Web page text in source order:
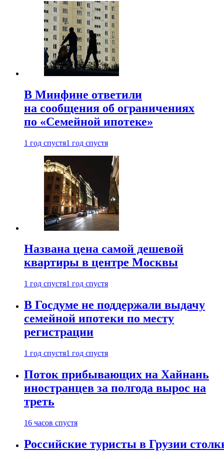
В Минфине ответили
на сообщения об ограничениях
по «Семейной ипотеке»
1 год спустя1 год спустя
Названа цена самой дешевой
квартиры в центре Москвы
1 год спустя1 год спустя
В Госдуме не поддержали выдачу
семейной ипотеки по месту
регистрации
1 год спустя1 год спустя
Поток прибывающих на Хайнань
иностранцев за полгода вырос на
треть
16 часов спустя
Российские туристы в Грузии